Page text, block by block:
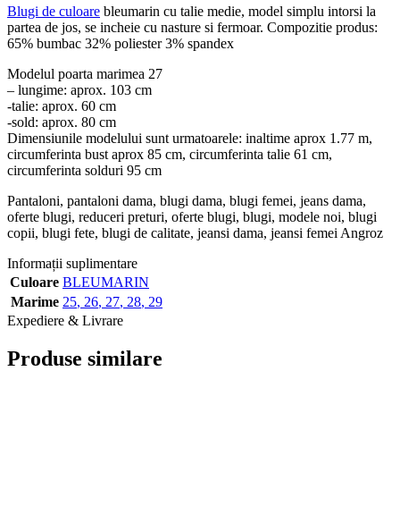
Blugi de culoare bleumarin cu talie medie, model simplu intorsi la
partea de jos, se incheie cu nasture si fermoar. Compozitie produs:
65% bumbac 32% poliester 3% spandex
Modelul poarta marimea 27
– lungime: aprox. 103 cm
-talie: aprox. 60 cm
-sold: aprox. 80 cm
Dimensiunile modelului sunt urmatoarele: inaltime aprox 1.77 m,
circumferinta bust aprox 85 cm, circumferinta talie 61 cm,
circumferinta solduri 95 cm
Pantaloni, pantaloni dama, blugi dama, blugi femei, jeans dama,
oferte blugi, reduceri preturi, oferte blugi, blugi, modele noi, blugi
copii, blugi fete, blugi de calitate, jeansi dama, jeansi femei Angroz
Informații suplimentare
Culoare BLEUMARIN
Marime 25, 26, 27, 28, 29
Expediere & Livrare
Produse similare